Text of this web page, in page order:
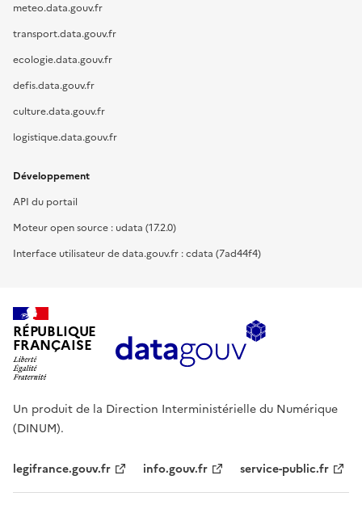
meteo.data.gouv.fr
transport.data.gouv.fr
ecologie.data.gouv.fr
defis.data.gouv.fr
culture.data.gouv.fr
logistique.data.gouv.fr
Développement
API du portail
Moteur open source : udata (17.2.0)
Interface utilisateur de data.gouv.fr : cdata (7ad44f4)
RÉPUBLIQUE
FRANÇAISE
Un produit de la Direction Interministérielle du Numérique
(DINUM).
legifrance.gouv.fr info.gouv.fr service-public.fr